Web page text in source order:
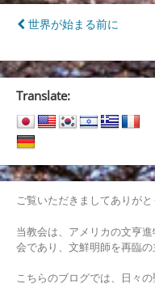
投
稿
ナ
ビ
ゲ
ー
シ
ョ
ン
世界が始まる前に
Translate:
ご覧いただきましてありがと
当教会は、アメリカの文亨
会であり、文鮮明師を再臨の
こちらのブログでは、日々